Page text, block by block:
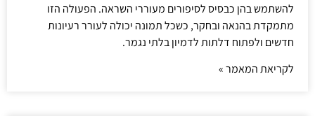
להשתמש בהן כבסיס לסיפורים מעוררי השראה. הפעולה הזו
מתמקדת בהנאה ובחקר, כשכל תמונה יכולה לעורר רעיונות
חדשים ולפתוח דלתות לדמיון בלתי נגמר.
לקריאת המאמר »